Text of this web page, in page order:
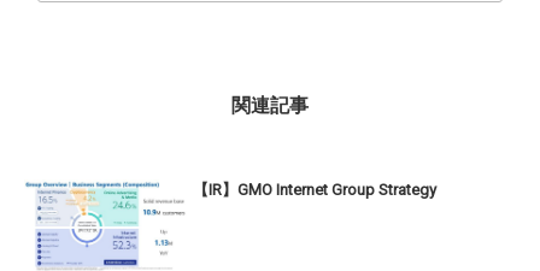
関連記事
【IR】GMO Internet Group Strategy